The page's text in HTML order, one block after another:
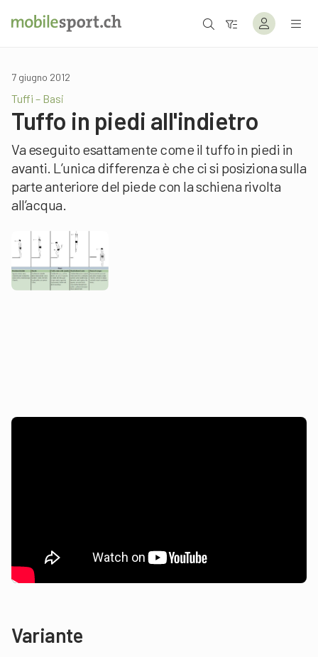
7 giugno 2012
Tuffi – Basi
Tuffo in piedi all'indietro
Va eseguito esattamente come il tuffo in piedi in
avanti. L’unica differenza è che ci si posiziona sulla
parte anteriore del piede con la schiena rivolta
all’acqua.
Variante